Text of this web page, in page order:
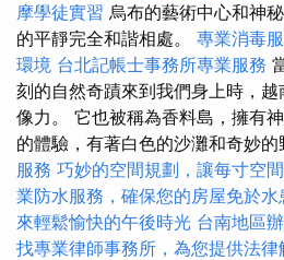
摩學徒實習 烏布的藝術中心和神
的平靜完全和諧相處。 專業消毒
環境 台北記帳士事務所專業服務
刻的自然奇蹟來到我們身上時，
像力。 它也被稱為香料島，擁有
的體驗，有著白色的沙灘和奇妙的
服務 巧妙的空間規劃，讓每寸空
業防水服務，確保您的房屋免於水
來輕鬆愉快的午後時光 台南地區
找專業律師事務所，為您提供法律